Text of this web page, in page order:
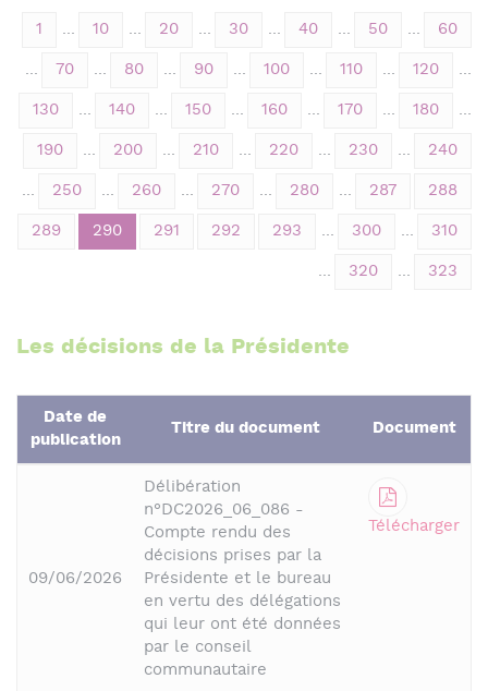
1 ... 10 ... 20 ... 30 ... 40 ... 50 ... 60
... 70 ... 80 ... 90 ... 100 ... 110 ... 120 ...
130 ... 140 ... 150 ... 160 ... 170 ... 180 ...
190 ... 200 ... 210 ... 220 ... 230 ... 240
... 250 ... 260 ... 270 ... 280 ... 287 288
289 290 291 292 293 ... 300 ... 310
... 320 ... 323
Les décisions de la Présidente
Date de
publication
Titre du document Document
09/06/2026
Délibération
n°DC2026_06_086 -
Compte rendu des
décisions prises par la
Présidente et le bureau
en vertu des délégations
qui leur ont été données
par le conseil
communautaire
Télécharger